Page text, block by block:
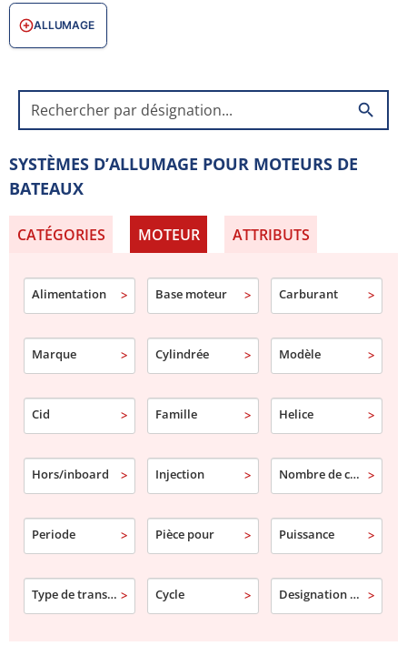
Nos bobines, bougies et composants d'allumage sont
COMPATIBILITÉ AVEC MOTEURS MARINS
Nos systèmes d'allumage s'adaptent aux moteurs
Volvo, Yamaha, Suzuki, Mercury, Honda, Mercruiser,
OMC, PCM et autres, garantissant fiabilité et sécurité
en navigation.
ALLUMAGE
search
SYSTÈMES D’ALLUMAGE POUR MOTEURS DE
BATEAUX
CATÉGORIES MOTEUR
Alimentation Base moteur Carburant
Marque Cylindrée Modèle
Cid Famille Helice
Hors/inboard Injection Nombre de cylindre
Periode Pièce pour Puissance
Type de transmission Cycle Designation commerciale
ATTRIBUTS